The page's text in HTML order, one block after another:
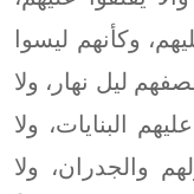
وكأنهم ليسوا
ليل نهار، ولا
البنايات، ولا
والجدران، ولا